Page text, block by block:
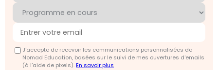
J'accepte de recevoir les communications personnalisées de
Nomad Education, basées sur le suivi de mes ouvertures d'emails
(à l’aide de pixels).En savoir plus